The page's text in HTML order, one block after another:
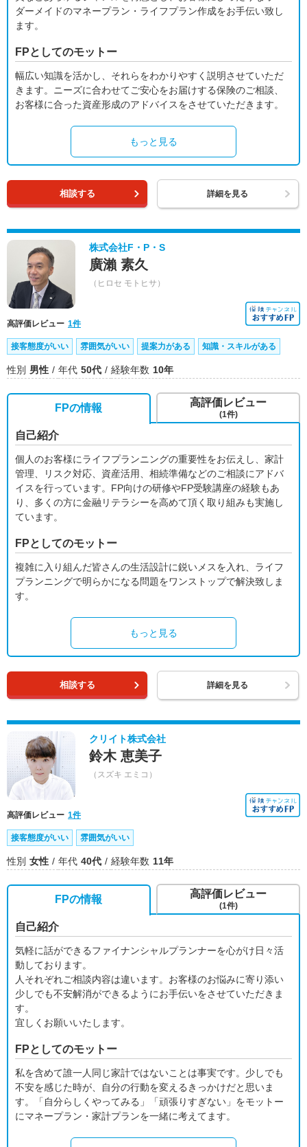
ダーメイドのマネープラン・ライフプラン作成をお手伝い致し
ます。
FPとしてのモットー
幅広い知識を活かし、それらをわかりやすく説明させていただ
きます。ニーズに合わせてご安心をお届けする保険のご相談、
お客様に合った資産形成のアドバイスをさせていただきます。
もっと見る
相談する 詳細を見る
株式会社F・P・S
廣瀨 素久
（ヒロセ モトヒサ）
高評価レビュー 1件
接客態度がいい 雰囲気がいい 提案力がある 知識・スキルがある
性別 男性 年代 50代 経験年数 10年
FPの情報
自己紹介
個人のお客様にライフプランニングの重要性をお伝えし、家計
管理、リスク対応、資産活用、相続準備などのご相談にアドバ
イスを行っています。FP向けの研修やFP受験講座の経験もあ
り、多くの方に金融リテラシーを高めて頂く取り組みも実施し
ています。
FPとしてのモットー
複雑に入り組んだ皆さんの生活設計に鋭いメスを入れ、ライフ
プランニングで明らかになる問題をワンストップで解決致しま
す。
もっと見る
高評価レビュー
(1件)
相談する 詳細を見る
クリイト株式会社
鈴木 恵美子
（スズキ エミコ）
高評価レビュー 1件
接客態度がいい 雰囲気がいい
性別 女性 年代 40代 経験年数 11年
FPの情報
自己紹介
気軽に話ができるファイナンシャルプランナーを心がけ日々活
動しております。
人それぞれご相談内容は違います。お客様のお悩みに寄り添い
少しでも不安解消ができるようにお手伝いをさせていただきま
す。
宜しくお願いいたします。
FPとしてのモットー
私を含めて誰一人同じ家計ではないことは事実です。少しでも
不安を感じた時が、自分の行動を変えるきっかけだと思いま
す。「自分らしくやってみる」「頑張りすぎない」をモットー
にマネープラン・家計プランを一緒に考えてます。
高評価レビュー
(1件)